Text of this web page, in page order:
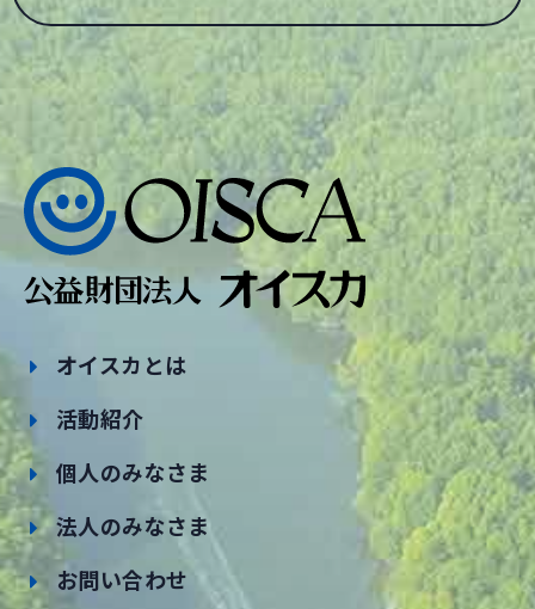
オイスカとは
活動紹介
個人のみなさま
法人のみなさま
お問い合わせ